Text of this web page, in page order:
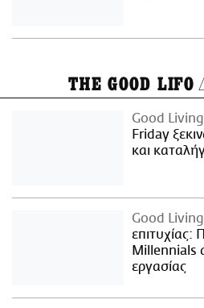
THE GOOD LIFO
Good Living
Friday
και
Good Living
επιτυχίας:
Millennials
εργασίας